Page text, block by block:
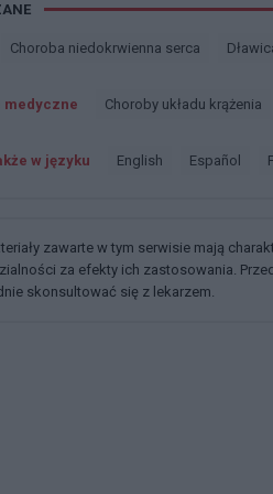
Choroba niedokrwienna serca
medyczne Choroby układu krążenia
w języku english español
zawarte w tym serwisie mają
za efekty ich zastosowania.
skonsultować się z lekarzem.